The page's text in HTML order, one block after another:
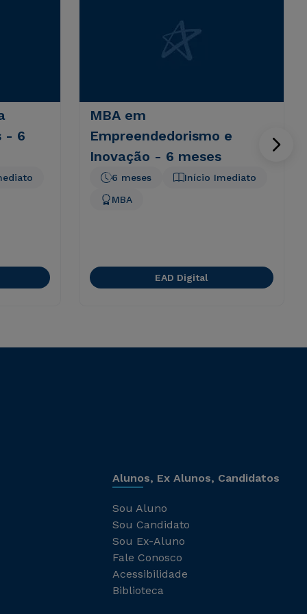
- 6
MBA em
Empreendedorismo e
Inovação - 6 meses
Início Imediato
6 meses
MBA
EAD Digital
Alunos, Ex Alunos, Candidatos
Sou Aluno
Sou Candidato
Sou Ex-Aluno
Fale Conosco
Acessibilidade
Biblioteca